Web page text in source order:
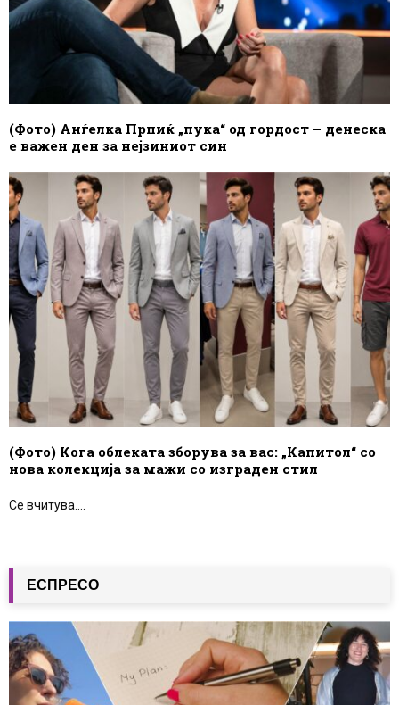
(Фото) Анѓелка Прпиќ „пука“ од гордост – денеска
е важен ден за нејзиниот син
(Фото) Кога облеката зборува за вас: „Капитол“ со
нова колекција за мажи со изграден стил
Се вчитува....
ЕСПРЕСО